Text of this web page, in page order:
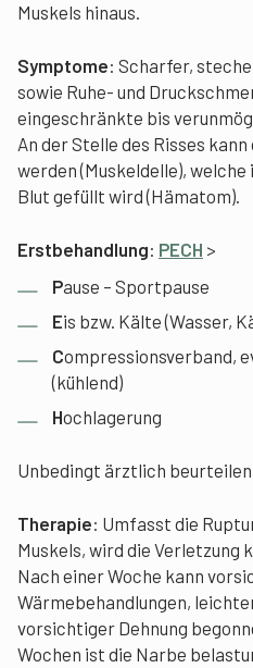
Muskels hinaus.
Symptome: Scharfer,
sowie Ruhe- und
eingeschränkte bis
An der Stelle des Risses
werden (Muskeldelle),
Blut gefüllt wird (Hämatom).
Erstbehandlung: PECH >
Pause – Sportpause
Eis bzw. Kälte (Wasser,
Compressionsverband,
(kühlend)
Hochlagerung
Unbedingt ärztlich beurteilen
Therapie: Umfasst die
Muskels, wird die Verletzung
Nach einer Woche kann
Wärmebehandlungen,
vorsichtiger Dehnung
Wochen ist die Narbe